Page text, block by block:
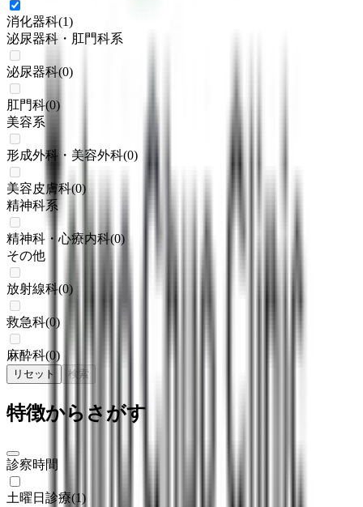
消化器科(1)
泌尿器科・肛門科系
泌尿器科(0)
肛門科(0)
美容系
形成外科・美容外科(0)
美容皮膚科(0)
精神科系
精神科・心療内科(0)
その他
放射線科(0)
救急科(0)
麻酔科(0)
リセット 検索
特徴からさがす
診察時間
土曜日診療(1)